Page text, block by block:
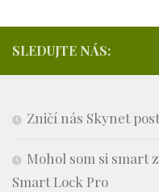
SLEDUJTE NÁS:
Zničí nás Skynet
Mohol som si smart
Smart Lock Pro